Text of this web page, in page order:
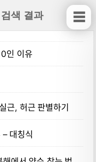
색 결과
인 이유
근, 허근 판별하기
대칭식
☰